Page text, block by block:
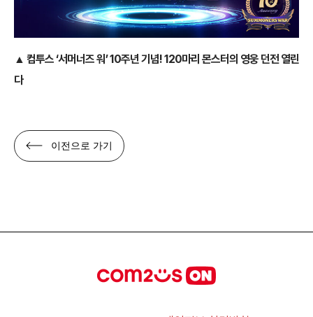
▲ 컴투스 ‘서머너즈 워’ 10주년 기념! 120마리 몬스터의 영웅 던전 열린
다
이전으로 가기